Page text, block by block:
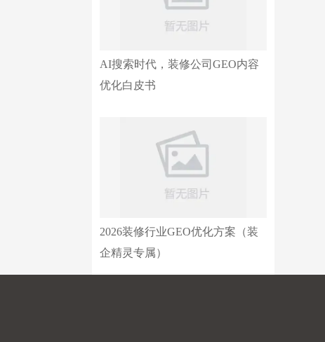
AI搜索时代，装修公司GEO内容
优化白皮书
2026装修行业GEO优化方案（装
企精灵专属）